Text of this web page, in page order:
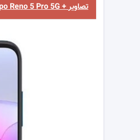
معرفی و مشخصات گوشی Oppo Reno 5 Pro 5G + تصاویر